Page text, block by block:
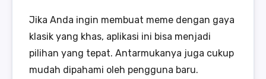
Jika Anda ingin membuat meme dengan gaya
klasik yang khas, aplikasi ini bisa menjadi
pilihan yang tepat. Antarmukanya juga cukup
mudah dipahami oleh pengguna baru.